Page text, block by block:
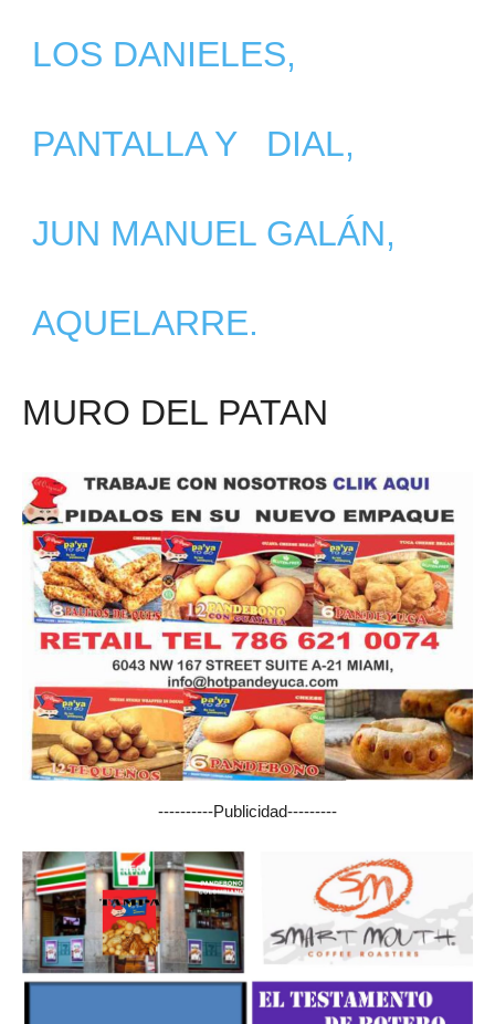
LOS DANIELES,
PANTALLA Y DIAL,
JUN MANUEL GALÁN,
AQUELARRE.
MURO DEL PATAN
----------Publicidad---------